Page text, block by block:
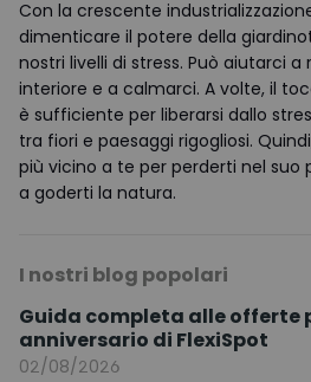
Con la crescente
dimenticare il potere della
nostri livelli di stress. Può aiutarci
interiore e a calmarci. A volte, il
è sufficiente per liberarsi dallo
tra fiori e paesaggi rigogliosi.
più vicino a te per perderti nel suo
a goderti la natura.
I nostri blog popolari
Guida completa alle offerte
anniversario di FlexiSpot
02/08/2026